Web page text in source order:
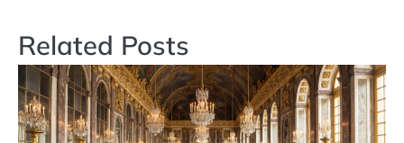
Related Posts